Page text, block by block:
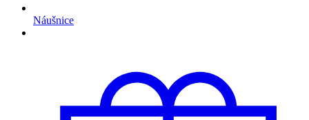
Náušnice